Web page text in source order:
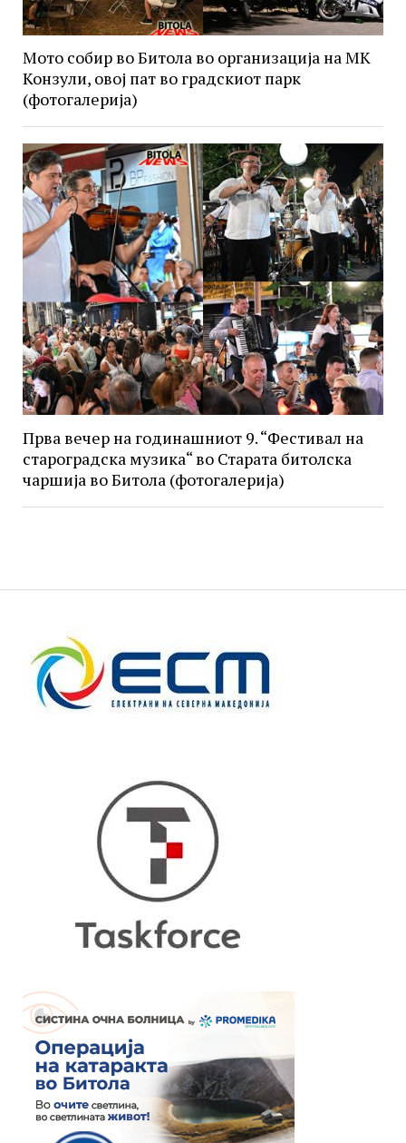
Мото собир во Битола во организација на МК
Конзули, овој пат во градскиот парк
(фотогалерија)
Прва вечер на годинашниот 9. “Фестивал на
староградска музика“ во Старата битолска
чаршија во Битола (фотогалерија)